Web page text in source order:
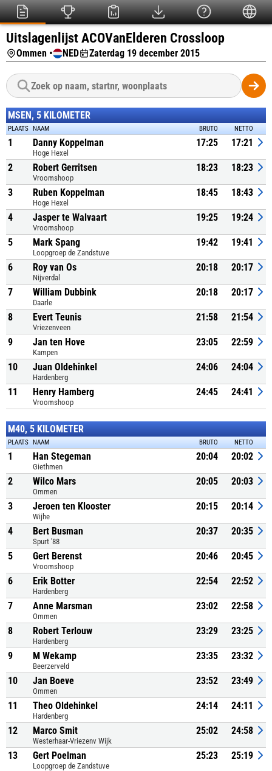
Uitslagenlijst ACOVanElderen Crossloop
Ommen • NED Zaterdag 19 december 2015
MSEN, 5 KILOMETER
PLAATS NAAM BRUTO NETTO
1 Danny Koppelman
Hoge Hexel
17:25 17:21
2 Robert Gerritsen
Vroomshoop
18:23 18:23
3 Ruben Koppelman
Hoge Hexel
18:45 18:43
4 Jasper te Walvaart
Vroomshoop
19:25 19:24
5 Mark Spang
Loopgroep de Zandstuve
19:42 19:41
6 Roy van Os
Nijverdal
20:18 20:17
7 William Dubbink
Daarle
20:18 20:17
8 Evert Teunis
Vriezenveen
21:58 21:54
9 Jan ten Hove
Kampen
23:05 22:59
10 Juan Oldehinkel
Hardenberg
24:06 24:04
11 Henry Hamberg
Vroomshoop
24:45 24:41
M40, 5 KILOMETER
PLAATS NAAM BRUTO NETTO
1 Han Stegeman
Giethmen
20:04 20:02
2 Wilco Mars
Ommen
20:05 20:03
3 Jeroen ten Klooster
Wijhe
20:15 20:14
4 Bert Busman
Spurt '88
20:37 20:35
5 Gert Berenst
Vroomshoop
20:46 20:45
6 Erik Botter
Hardenberg
22:54 22:52
7 Anne Marsman
Ommen
23:02 22:58
8 Robert Terlouw
Hardenberg
23:29 23:25
9 M Wekamp
Beerzerveld
23:35 23:32
10 Jan Boeve
Ommen
23:52 23:49
11 Theo Oldehinkel
Hardenberg
24:14 24:11
12 Marco Smit
Westerhaar-Vriezenv Wijk
25:02 24:58
13 Gert Poelman
Loopgroep de Zandstuve
25:23 25:19